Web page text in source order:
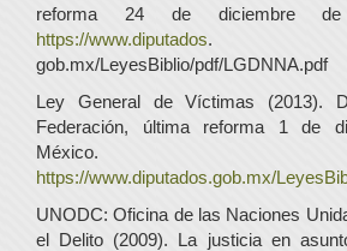
reforma 24 de diciembre de
https://www.diputados.
gob.mx/LeyesBiblio/pdf/LGDNNA.pdf
Ley General de Víctimas (2013).
Federación, última reforma 1 de
México.
https://www.diputados.gob.mx/
UNODC: Oficina de las Naciones
el Delito (2009). La justicia en